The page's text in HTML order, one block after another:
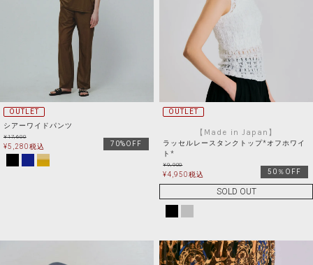
OUTLET
シアーワイドパンツ
¥17,600
¥5,280税込 70%OFF
OUTLET
【Made in Japan】
ラッセルレースタンクトップ*オフホワイ
ト*
¥9,900
¥4,950税込 50％OFF
SOLD OUT